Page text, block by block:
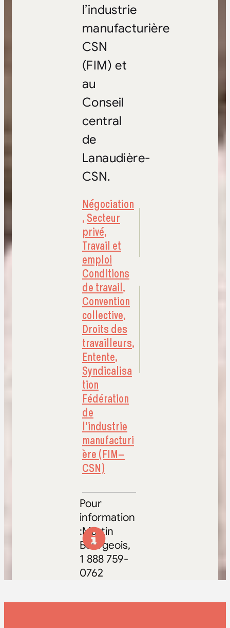
l’industrie
manufacturière
CSN
(FIM) et
au
Conseil
central
de
Lanaudière-
CSN.
Négociation
,Secteur
privé,
Travail et
emploi
Conditions
de travail,
Convention
collective,
Droits des
travailleurs,
Entente,
Syndicalisa
tion
Fédération
de
l'industrie
manufacturi
ère (FIM–
CSN)
Pour
information
:Martin
Bourgeois,
1 888 759-
0762